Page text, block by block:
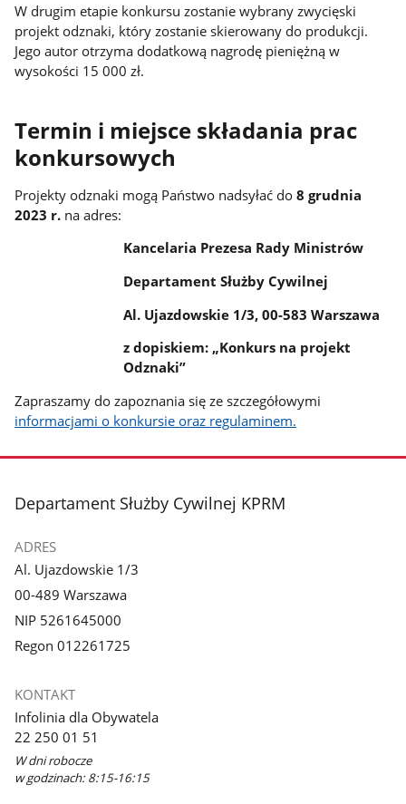
W drugim etapie konkursu zostanie wybrany zwycięski
projekt odznaki, który zostanie skierowany do produkcji.
Jego autor otrzyma dodatkową nagrodę pieniężną w
wysokości 15 000 zł.
Termin i miejsce składania prac
konkursowych
Projekty odznaki mogą Państwo nadsyłać do8 grudnia
2023 r. na adres:
Kancelaria Prezesa Rady Ministrów
Departament Służby Cywilnej
Al. Ujazdowskie 1/3, 00-583 Warszawa
z dopiskiem: „Konkurs na projekt
Odznaki”
Zapraszamy do zapoznania się ze szczegółowymi
informacjami o konkursie oraz regulaminem.
stopka
Departament Służby Cywilnej KPRM
ADRES
Al. Ujazdowskie 1/3
00-489 Warszawa
NIP 5261645000
Regon 012261725
KONTAKT
Infolinia dla Obywatela
22 250 01 51
W dni robocze
w godzinach: 8:15-16:15